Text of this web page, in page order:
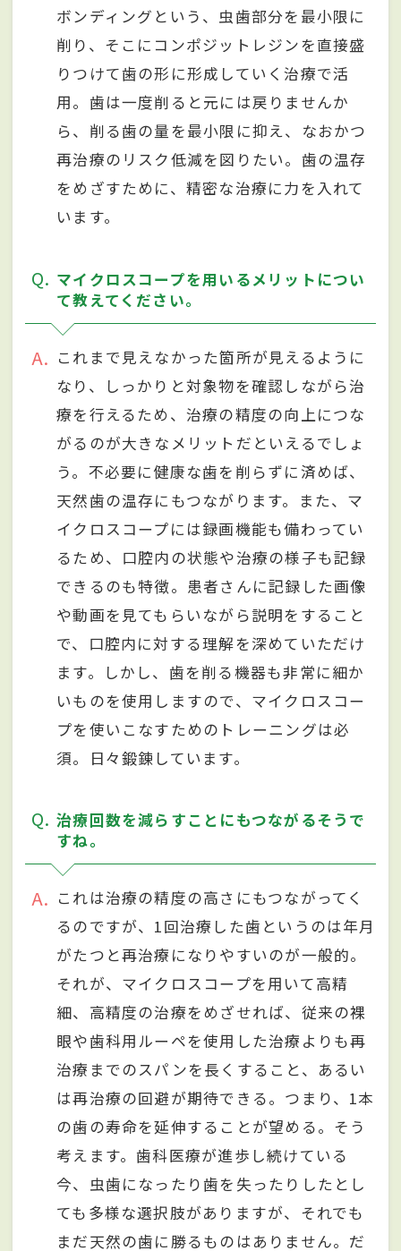
ボンディングという、虫歯部分を最小限に
削り、そこにコンポジットレジンを直接盛
りつけて歯の形に形成していく治療で活
用。歯は一度削ると元には戻りませんか
ら、削る歯の量を最小限に抑え、なおかつ
再治療のリスク低減を図りたい。歯の温存
をめざすために、精密な治療に力を入れて
います。
Q
マイクロスコープを用いるメリットについ
て教えてください。
A
これまで見えなかった箇所が見えるように
なり、しっかりと対象物を確認しながら治
療を行えるため、治療の精度の向上につな
がるのが大きなメリットだといえるでしょ
う。不必要に健康な歯を削らずに済めば、
天然歯の温存にもつながります。また、マ
イクロスコープには録画機能も備わってい
るため、口腔内の状態や治療の様子も記録
できるのも特徴。患者さんに記録した画像
や動画を見てもらいながら説明をすること
で、口腔内に対する理解を深めていただけ
ます。しかし、歯を削る機器も非常に細か
いものを使用しますので、マイクロスコー
プを使いこなすためのトレーニングは必
須。日々鍛錬しています。
Q
治療回数を減らすことにもつながるそうで
すね。
A
これは治療の精度の高さにもつながってく
るのですが、1回治療した歯というのは年月
がたつと再治療になりやすいのが一般的。
それが、マイクロスコープを用いて高精
細、高精度の治療をめざせれば、従来の裸
眼や歯科用ルーペを使用した治療よりも再
治療までのスパンを長くすること、あるい
は再治療の回避が期待できる。つまり、1本
の歯の寿命を延伸することが望める。そう
考えます。歯科医療が進歩し続けている
今、虫歯になったり歯を失ったりしたとし
ても多様な選択肢がありますが、それでも
まだ天然の歯に勝るものはありません。だ